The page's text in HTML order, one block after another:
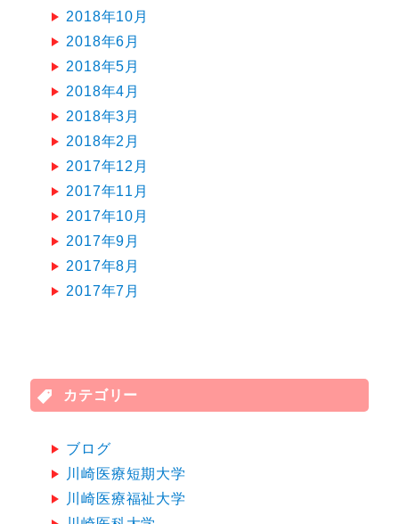
2018年10月
2018年6月
2018年5月
2018年4月
2018年3月
2018年2月
2017年12月
2017年11月
2017年10月
2017年9月
2017年8月
2017年7月
カテゴリー
ブログ
川崎医療短期大学
川崎医療福祉大学